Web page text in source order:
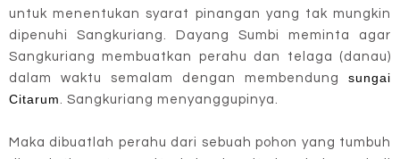
untuk menentukan syarat pinangan yang tak mungkin
dipenuhi Sangkuriang. Dayang Sumbi meminta agar
Sangkuriang membuatkan perahu dan telaga (danau)
dalam waktu semalam dengan membendung sungai
Citarum
. Sangkuriang menyanggupinya.
Maka dibuatlah perahu dari sebuah pohon yang tumbuh